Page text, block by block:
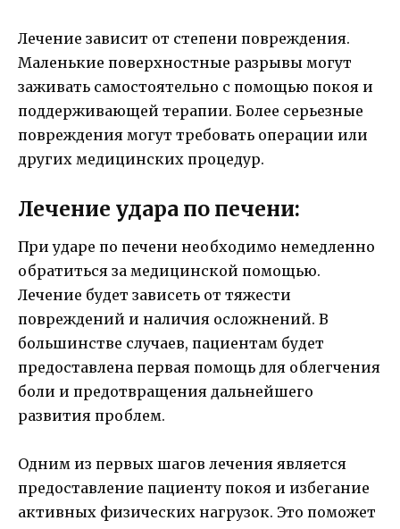
Лечение зависит от степени повреждения.
Маленькие поверхностные разрывы могут
заживать самостоятельно с помощью покоя и
поддерживающей терапии. Более серьезные
повреждения могут требовать операции или
других медицинских процедур.
Лечение удара по печени:
При ударе по печени необходимо немедленно
обратиться за медицинской помощью.
Лечение будет зависеть от тяжести
повреждений и наличия осложнений. В
большинстве случаев, пациентам будет
предоставлена первая помощь для облегчения
боли и предотвращения дальнейшего
развития проблем.
Одним из первых шагов лечения является
предоставление пациенту покоя и избегание
активных физических нагрузок. Это поможет